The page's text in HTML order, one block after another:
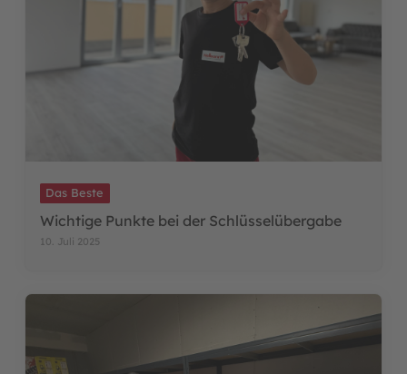
Das Beste
Wichtige Punkte bei der Schlüsselübergabe
10. Juli 2025